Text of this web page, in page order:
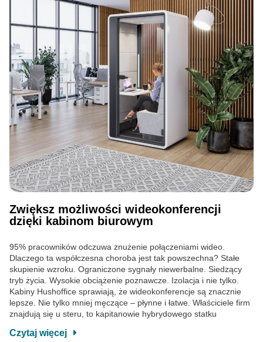
Zwiększ możliwości wideokonferencji
dzięki kabinom biurowym
95% pracowników odczuwa znużenie połączeniami wideo.
Dlaczego ta współczesna choroba jest tak powszechna? Stałe
skupienie wzroku. Ograniczone sygnały niewerbalne. Siedzący
tryb życia. Wysokie obciążenie poznawcze. Izolacja i nie tylko.
Kabiny Hushoffice sprawiają, że wideokonferencje są znacznie
lepsze. Nie tylko mniej męczące – płynne i łatwe. Właściciele firm
znajdują się u steru, to kapitanowie hybrydowego statku
Czytaj więcej